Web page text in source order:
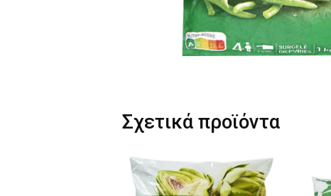
Σχετικά προϊόντα